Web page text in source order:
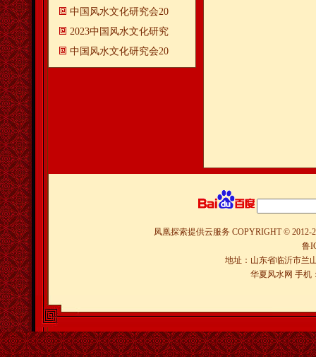
中国风水文化研究会20
2023中国风水文化研究
中国风水文化研究会20
凤凰探索提供云服务 COPYRIGHT © 2012-
鲁
地址：山东省临沂市兰
华夏风水网 手机